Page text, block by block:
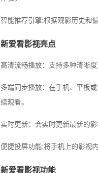
智能推荐引擎:根据观影历史和
新爱看影视亮点
高清流畅播放：支持多种清晰
多端同步播放：在手机、平板
续观看。
实时更新：会实时更新最新的
便捷投屏功能:将手机上的影视
新爱看影视功能